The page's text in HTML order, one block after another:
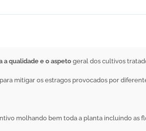
a qualidade e o aspeto geral dos cultivos
mitigar os estragos provocados por
molhando bem toda a planta incluindo as